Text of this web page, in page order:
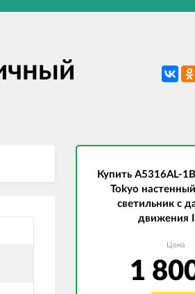
СВЕТОДИОДНЫЕ
Купить A5316AL-
Tokyo
светильник с
движения
Цена
1